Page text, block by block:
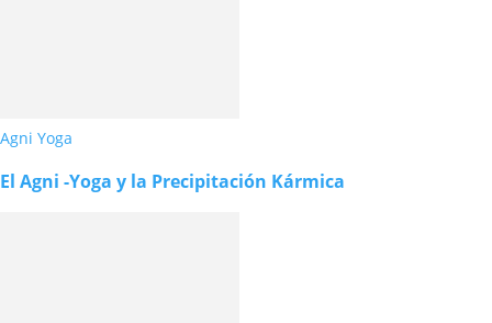
Agni Yoga
El Agni -Yoga y la Precipitación Kármica